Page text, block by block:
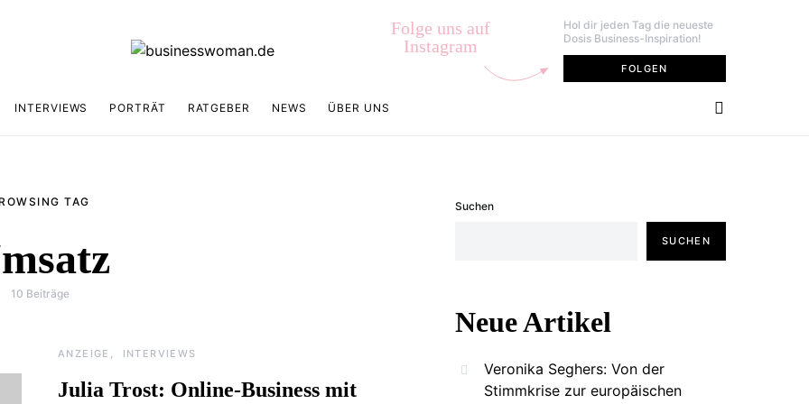
Folge uns auf
Instagram
Hol dir jeden Tag die neueste
Dosis Business-Inspiration!
FOLGEN
INTERVIEWS PORTRÄT RATGEBER NEWS ÜBER UNS
TAG
10 Beiträge
ANZEIGE INTERVIEWS
Julia Trost: Online-Business mit
Suchen
SUCHEN
Neue Artikel
Veronika Seghers: Von der
Stimmkrise zur europäischen